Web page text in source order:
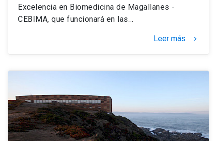
Excelencia en Biomedicina de Magallanes -
CEBIMA, que funcionará en las…
Leer más keyboard_arrow_right